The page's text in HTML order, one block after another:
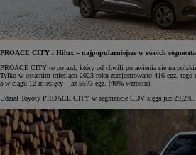
PROACE CITY i Hilux – najpopularniejsze w swoich
PROACE CITY to pojazd, który od chwili pojawienia się na
Tylko w ostatnim miesiącu 2023 roku zarejestrowano 416 egz.
a w ciągu 12 miesięcy – aż 5573 egz. (40% wzrostu).
Udział Toyoty PROACE CITY w segmencie CDV sięga już 29,2%.